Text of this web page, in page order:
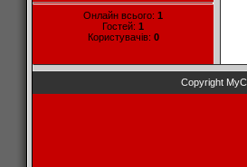
Онлайн всього: 1
Гостей: 1
Користувачів: 0
Copyright